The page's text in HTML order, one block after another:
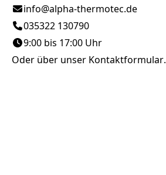
info@alpha-thermotec.de
035322 130790
9:00 bis 17:00 Uhr
Oder über unser Kontaktformular.